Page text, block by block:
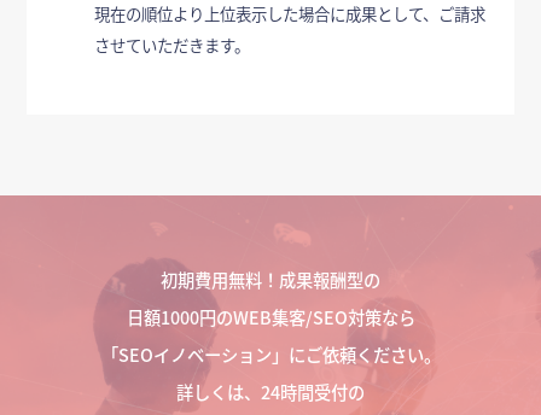
現在の順位より上位表示した場合に成果として、ご請求
させていただきます。
初期費用無料！成果報酬型の
日額1000円のWEB集客/SEO対策なら
「SEOイノベーション」にご依頼ください。
詳しくは、24時間受付の